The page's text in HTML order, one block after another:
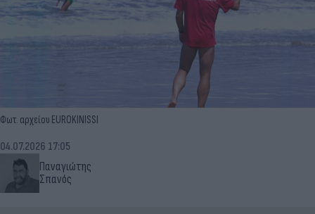
Φωτ. αρχείου EUROKINISSI
Παναγιώτης
Σπανός
04.07.2026 17:05